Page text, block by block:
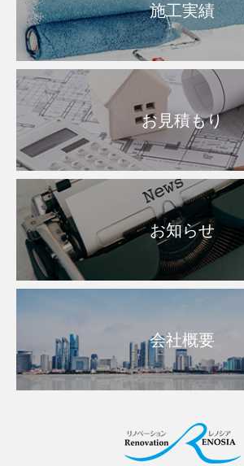
施工実績
お見積もり
お知らせ
会社概要